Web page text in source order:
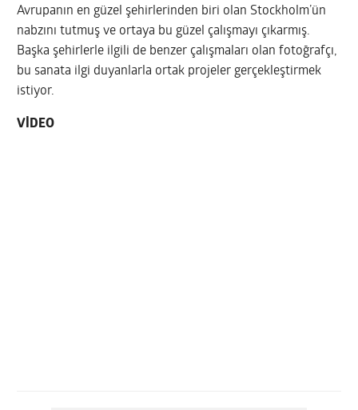
Avrupanın en güzel şehirlerinden biri olan Stockholm’ün
nabzını tutmuş ve ortaya bu güzel çalışmayı çıkarmış.
Başka şehirlerle ilgili de benzer çalışmaları olan fotoğrafçı,
bu sanata ilgi duyanlarla ortak projeler gerçekleştirmek
istiyor.
VİDEO